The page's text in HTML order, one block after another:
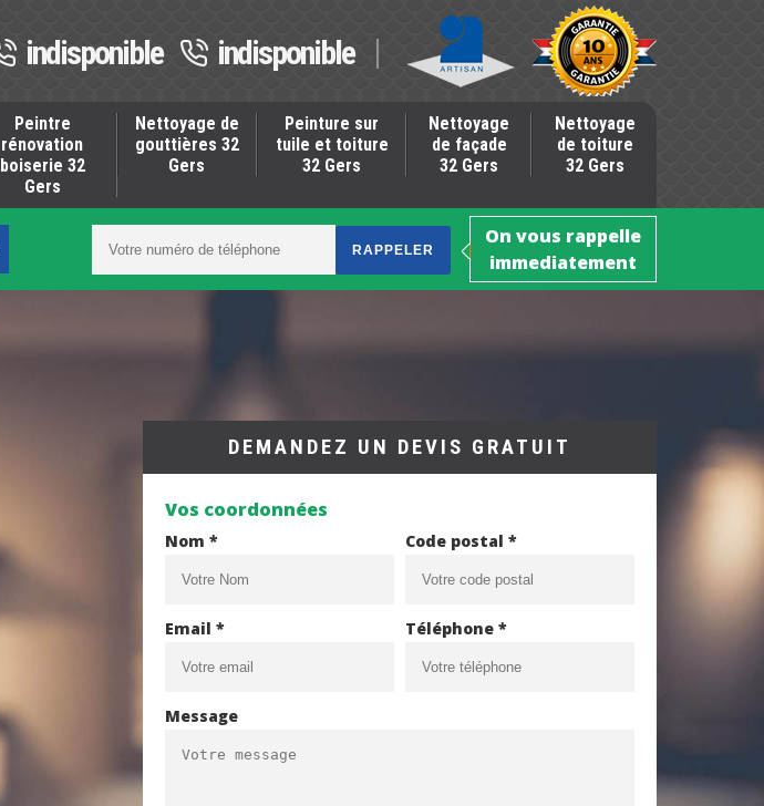
indisponible indisponible
Peintre
rénovation
boiserie 32
Gers
Nettoyage de
gouttières 32
Gers
Peinture sur
tuile et toiture
32 Gers
Nettoyage
de façade
32 Gers
Nettoyage
de toiture
32 Gers
On vous rappelle
immediatement
DEMANDEZ UN DEVIS GRATUIT
Vos coordonnées
Nom * Code postal *
Email * Téléphone *
Message